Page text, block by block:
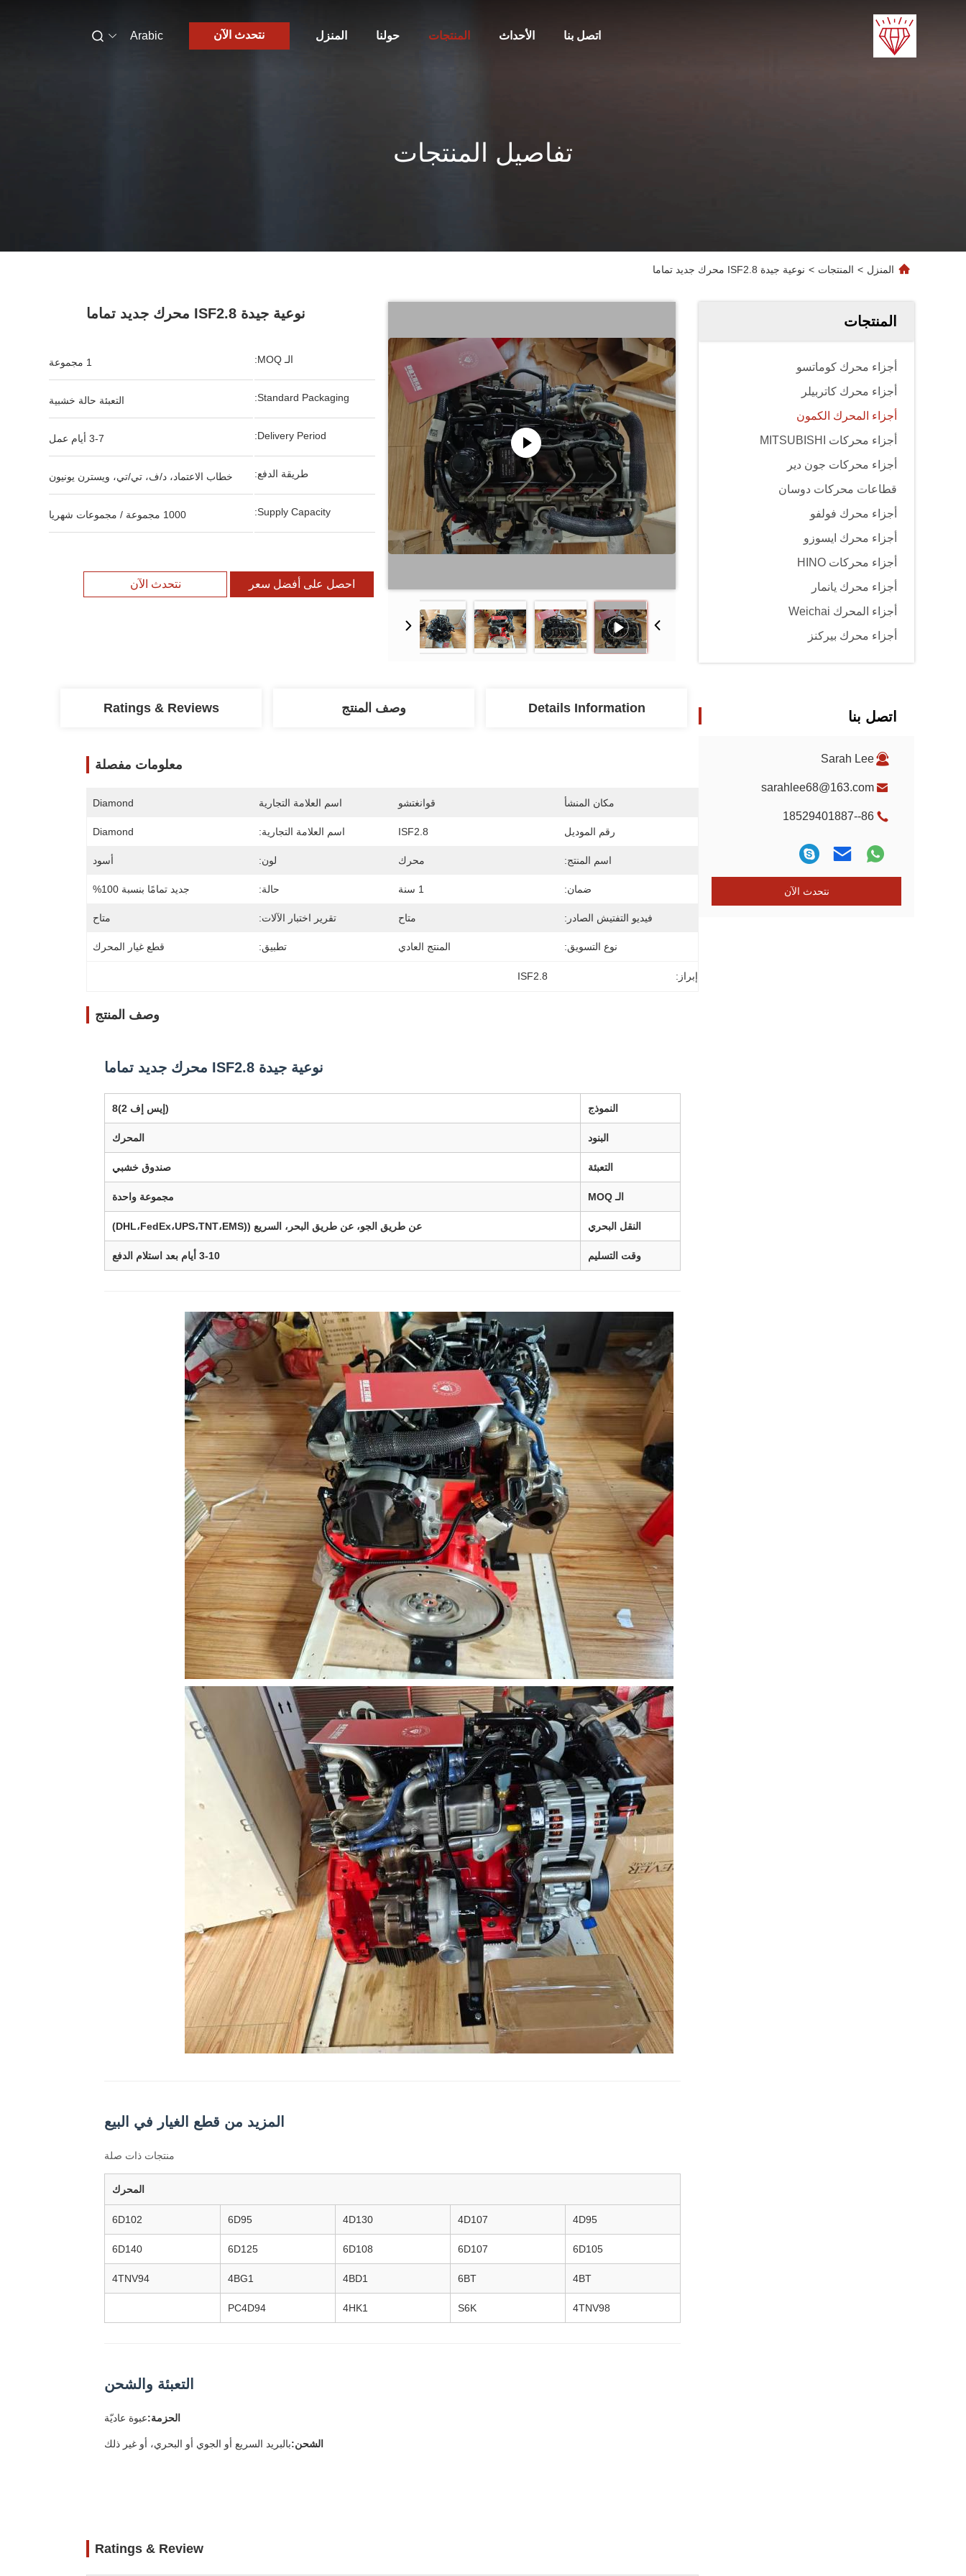
المنزل حولنا المنتجات الأحداث اتصل بنا نتحدث الآن Arabic
تفاصيل المنتجات
المنزل > المنتجات > نوعية جيدة ISF2.8 محرك جديد تماما
المنتجات
أجزاء محرك كوماتسو
أجزاء محرك كاتربيلر
أجزاء المحرك الكمون
أجزاء محركات MITSUBISHI
أجزاء محركات جون دير
قطاعات محركات دوسان
أجزاء محرك فولفو
أجزاء محرك ايسوزو
أجزاء محركات HINO
أجزاء محرك يانمار
أجزاء المحرك Weichai
أجزاء محرك بيركنز
اتصل بنا
Sarah Lee
sarahlee68@163.com
86--18529401887
نتحدث الآن
نوعية جيدة ISF2.8 محرك جديد تماما
الـ MOQ: 1 مجموعة
Standard Packaging: التعبئة حالة خشبية
Delivery Period: 3-7 أيام عمل
طريقة الدفع: خطاب الاعتماد، د/ف، تي/تي، ويسترن يونيون
Supply Capacity: 1000 مجموعة / مجموعات شهريا
احصل على أفضل سعر نتحدث الآن
Details Information وصف المنتج Ratings & Reviews
معلومات مفصلة
مكان المنشأ قوانغتشو اسم العلامة التجارية Diamond
رقم الموديل ISF2.8 اسم العلامة التجارية: Diamond
اسم المنتج: محرك لون: أسود
ضمان: 1 سنة حالة: جديد تمامًا بنسبة 100%
فيديو التفتيش الصادر: متاح تقرير اختبار الآلات: متاح
نوع التسويق: المنتج العادي تطبيق: قطع غيار المحرك
إبراز: ISF2.8
وصف المنتج
نوعية جيدة ISF2.8 محرك جديد تماما
النموذج (إيس إف 2)8
البنود المحرك
التعبئة صندوق خشبي
الـ MOQ مجموعة واحدة
النقل البحري عن طريق الجو، عن طريق البحر، السريع ((DHL،FedEx،UPS،TNT،EMS)
وقت التسليم 3-10 أيام بعد استلام الدفع
المزيد من قطع الغيار في البيع
منتجات ذات صلة
المحرك
4D95
4D107
4D130
6D95
6D102
6D105
6D107
6D108
6D125
6D140
4BT
6BT
4BD1
4BG1
4TNV94
4TNV98
S6K
4HK1
PC4D94
التعبئة والشحن
الحزمة:عبوة عاديّة
الشحن:بالبريد السريع أو الجوي أو البحري، أو غير ذلك
Ratings & Review